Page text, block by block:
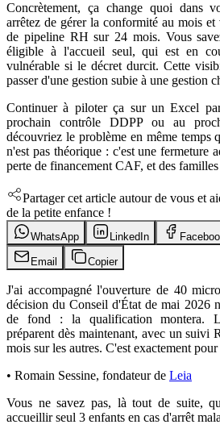
Concrètement, ça change quoi dans
arrêtez de gérer la conformité au mois et
de pipeline RH sur 24 mois. Vous
éligible à l'accueil seul, qui est en
vulnérable si le décret durcit. Cette
passer d'une gestion subie à une gestion
Continuer à piloter ça sur un Excel
prochain contrôle DDPP ou au
découvriez le problème en même temps
n'est pas théorique : c'est une fermeture
perte de financement CAF, et des
Partager cet article autour de vous et
de la petite enfance !
WhatsApp LinkedIn
Email Copier
J'ai accompagné l'ouverture de 40
décision du Conseil d'État de mai 2026
de fond : la qualification montera.
préparent dès maintenant, avec un suivi
mois sur les autres. C'est exactement
• Romain Sessine, fondateur de Leia
Vous ne savez pas, là tout de suite,
accueillir seul 3 enfants en cas d'arrêt